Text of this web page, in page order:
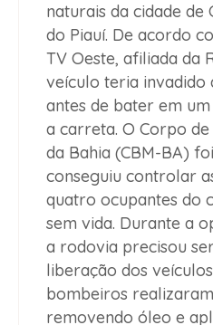
naturais da cidade de
do Piauí. De acordo
TV Oeste, afiliada da
veículo teria invadido
antes de bater em
a carreta. O Corpo
da Bahia (CBM-BA)
conseguiu controlar
quatro ocupantes do
sem vida. Durante a
a rodovia precisou
liberação dos
bombeiros
removendo óleo e